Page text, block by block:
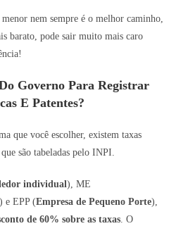
nem sempre é o melhor caminho,
barato, pode sair muito mais caro
Governo Para Registrar
E Patentes?
que você escolher, existem taxas
são tabeladas pelo INPI.
individual), ME
) e EPP (Empresa de Pequeno Porte),
de 60% sobre as taxas. O